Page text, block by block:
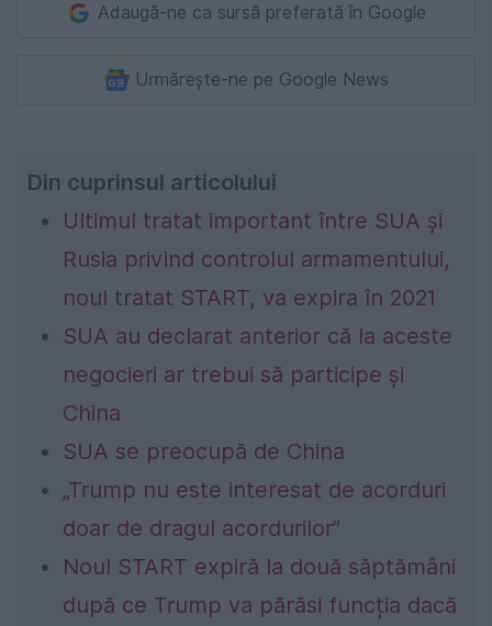
Adaugă-ne ca sursă preferată în Google
Urmărește-ne pe Google News
Din cuprinsul articolului
Ultimul tratat important între SUA şi
Rusia privind controlul armamentului,
noul tratat START, va expira în 2021
SUA au declarat anterior că la aceste
negocieri ar trebui să participe şi
China
SUA se preocupă de China
„Trump nu este interesat de acorduri
doar de dragul acordurilor”
Noul START expiră la două săptămâni
după ce Trump va părăsi funcția dacă